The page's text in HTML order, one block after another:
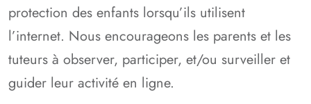
protection des enfants lorsqu’ils utilisent
l’internet. Nous encourageons les parents et les
tuteurs à observer, participer, et/ou surveiller et
guider leur activité en ligne.